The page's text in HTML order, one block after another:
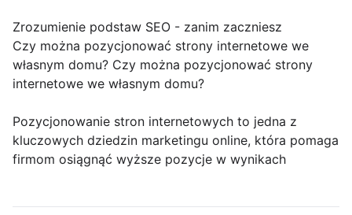
Zrozumienie podstaw SEO - zanim zaczniesz
Czy można pozycjonować strony internetowe we
własnym domu? Czy można pozycjonować strony
internetowe we własnym domu?
Pozycjonowanie stron internetowych to jedna z
kluczowych dziedzin marketingu online, która pomaga
firmom osiągnąć wyższe pozycje w wynikach